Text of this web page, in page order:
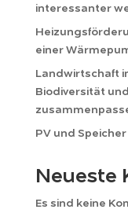
interessanter
einer
Landwirtschaft
Biodiversität
PV und
Neueste
Es sind keine